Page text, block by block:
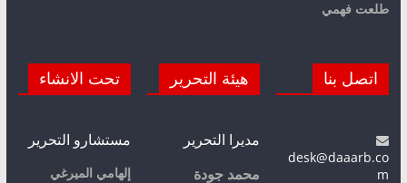
طلعت فهمي
اتصل بنا
desk@daaarb.co
m
هيئة التحرير
مديرا التحرير
محمد جودة
تحت الانشاء
مستشارو التحرير
إلهامي الميرغي